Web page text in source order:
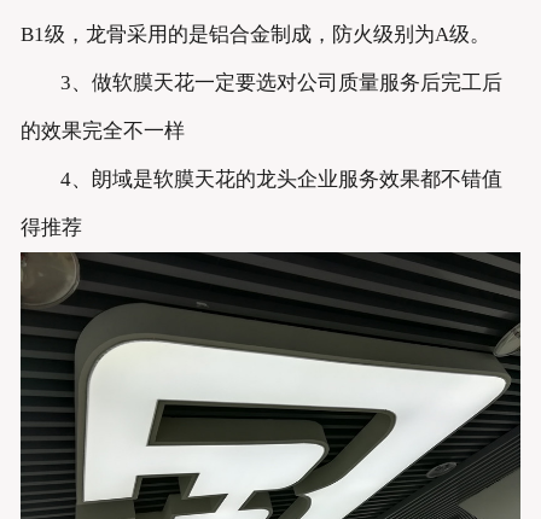
B1级，龙骨采用的是铝合金制成，防火级别为A级。
3、做软膜天花一定要选对公司质量服务后完工后
的效果完全不一样
4、朗域是软膜天花的龙头企业服务效果都不错值
得推荐